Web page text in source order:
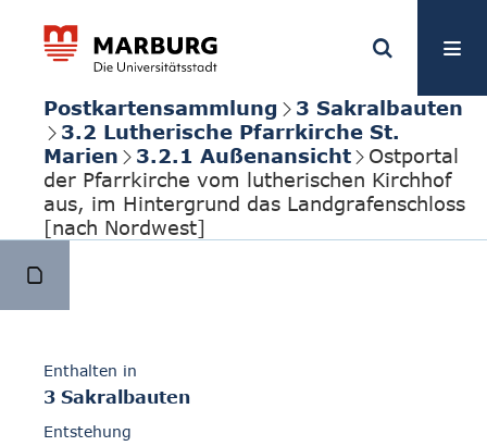
Postkartensammlung
3 Sakralbauten
3.2 Lutherische Pfarrkirche St.
Marien
3.2.1 Außenansicht
Ostportal
der Pfarrkirche vom lutherischen Kirchhof
aus, im Hintergrund das Landgrafenschloss
[nach Nordwest]
Enthalten in
3 Sakralbauten
Entstehung